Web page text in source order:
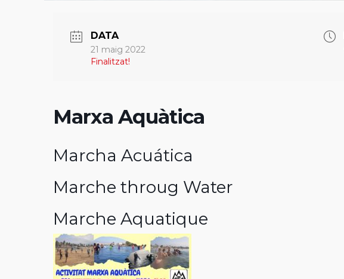
DATA
21 maig 2022
Finalitzat!
Marxa Aquàtica
Marcha Acuática
Marche throug Water
Marche Aquatique